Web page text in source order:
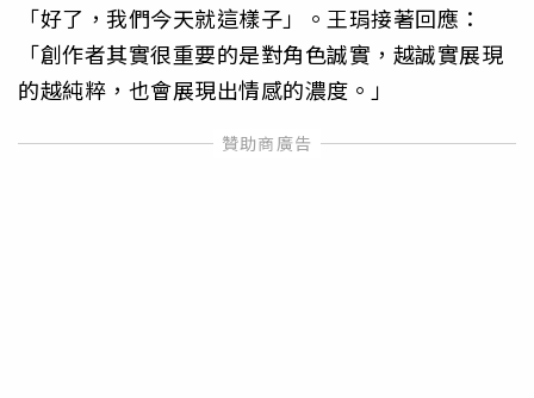
「好了，我們今天就這樣子」。王琄接著回應：
「創作者其實很重要的是對角色誠實，越誠實展現
的越純粹，也會展現出情感的濃度。」